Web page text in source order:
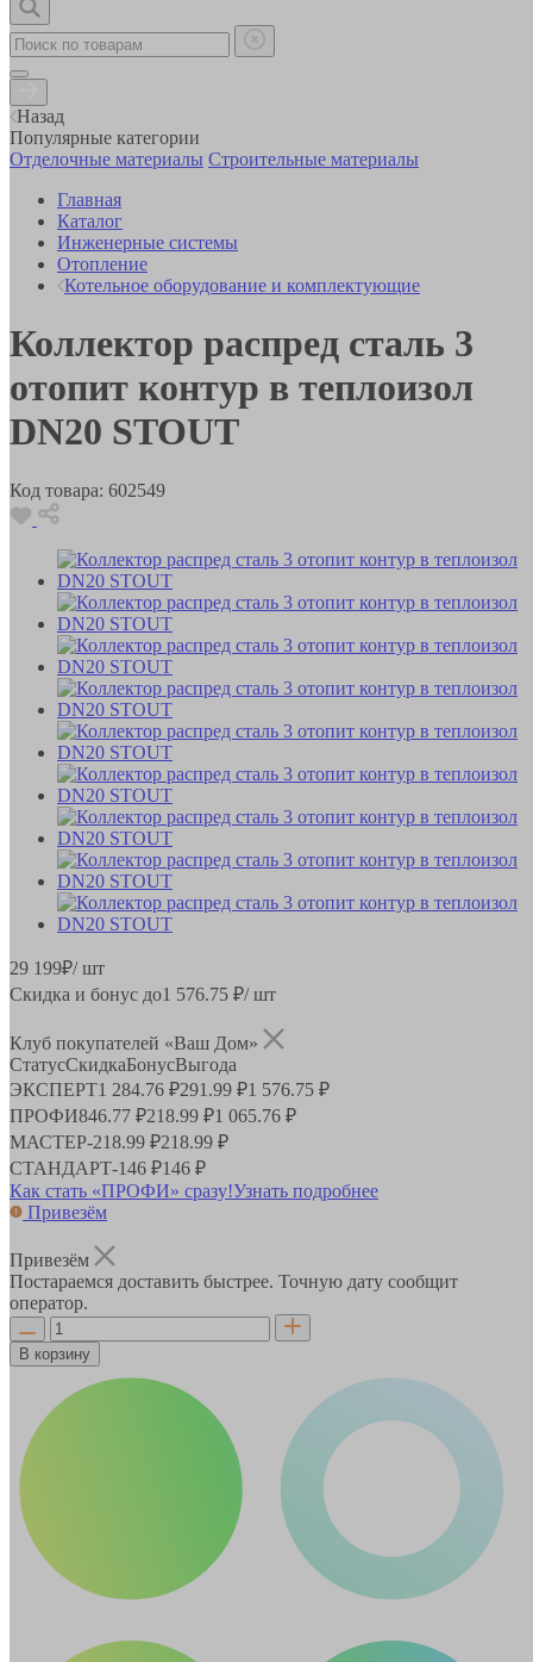
Назад
Популярные категории
Отделочные материалы Строительные материалы
Главная
Каталог
Инженерные системы
Отопление
Котельное оборудование и комплектующие
Коллектор распред сталь 3
отопит контур в теплоизол
DN20 STOUT
Код товара: 602549
29 199₽/ шт
Скидка и бонус до1 576.75 ₽/ шт
Клуб покупателей «Ваш Дом»
СтатусСкидкаБонусВыгода
ЭКСПЕРТ1 284.76 ₽291.99 ₽1 576.75 ₽
ПРОФИ846.77 ₽218.99 ₽1 065.76 ₽
МАСТЕР-218.99 ₽218.99 ₽
СТАНДАРТ-146 ₽146 ₽
Как стать «ПРОФИ» сразу!Узнать подробнее
Привезём
Привезём
Постараемся доставить быстрее. Точную дату сообщит
оператор.
В корзину